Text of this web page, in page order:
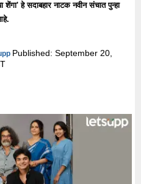
हे सदाबहार नाटक नवीन संचात पुन्हा
Published: September 20,